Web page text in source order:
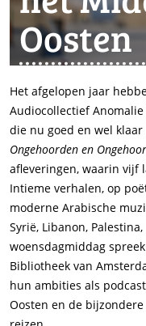
Oosten
Het afgelopen jaar
Audiocollectief
die nu goed en wel
Ongehoorden en
afleveringen, waarin vijf
Intieme verhalen, op
moderne Arabische
Syrië, Libanon,
woensdagmiddag
Bibliotheek van
hun ambities als
Oosten en de